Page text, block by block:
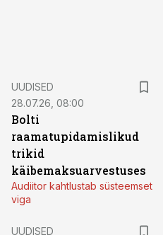
UUDISED
28.07.26, 08:00
Bolti
raamatupidamislikud
trikid
käibemaksuarvestuses
Audiitor kahtlustab süsteemset
viga
UUDISED